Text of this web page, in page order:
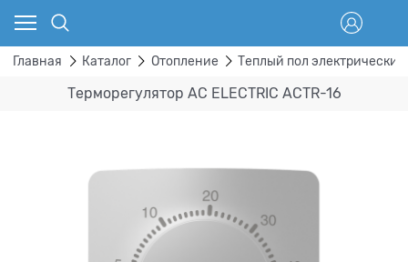
Главная Каталог Отопление Теплый пол электрический
Терморегулятор AC ELECTRIC ACTR-16